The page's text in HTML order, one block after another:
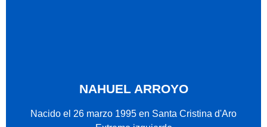
NAHUEL ARROYO
Nacido el 26 marzo 1995 en Santa Cristina d'Aro